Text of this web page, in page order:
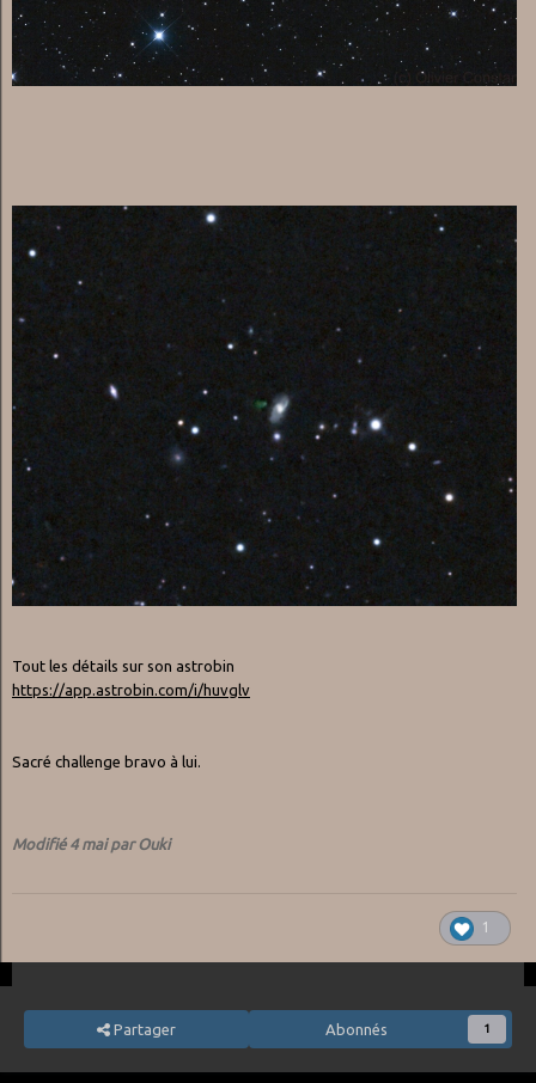
Tout les détails sur son astrobin
https://app.astrobin.com/i/huvglv
Sacré challenge bravo à lui.
Modifié 4 maipar Ouki
1
Partager Abonnés 1